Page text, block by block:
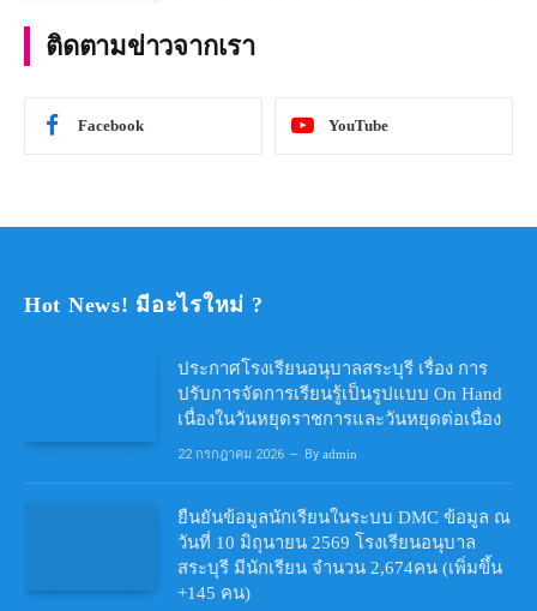
ติดตามข่าวจากเรา
Facebook YouTube
Hot News! มีอะไรใหม่ ?
ประกาศโรงเรียนอนุบาลสระบุรี เรื่อง การ
ปรับการจัดการเรียนรู้เป็นรูปแบบ On Hand
เนื่องในวันหยุดราชการและวันหยุดต่อเนื่อง
22 กรกฎาคม 2026 By admin
ยืนยันข้อมูลนักเรียนในระบบ DMC ข้อมูล ณ
วันที่ 10 มิถุนายน 2569 โรงเรียนอนุบาล
สระบุรี มีนักเรียน จำนวน 2,674คน (เพิ่มขึ้น
+145 คน)